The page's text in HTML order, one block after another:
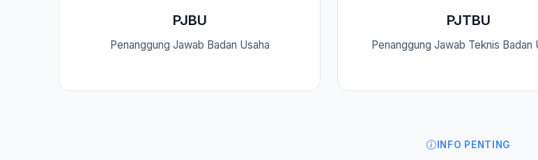
PJBU
Penanggung Jawab Badan Usaha
PJTBU
Penanggung Jawab Teknis Badan
INFO PENTING